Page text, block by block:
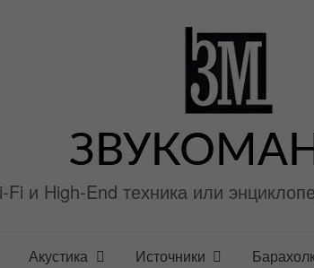
Fi и High-End техника или
Акустика Источники